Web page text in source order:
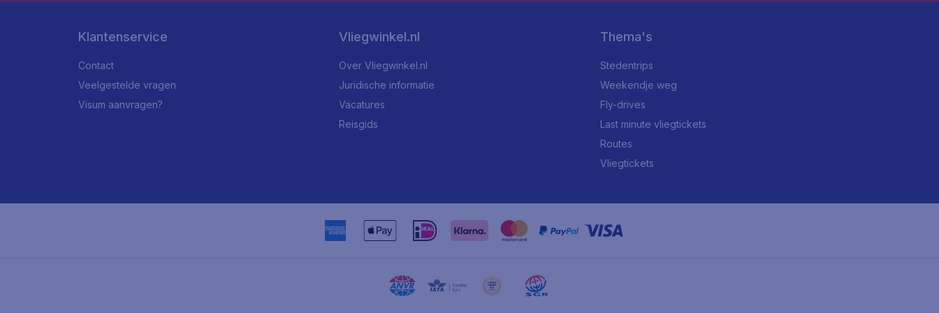
Klantenservice
Contact
Veelgestelde vragen
Visum aanvragen?
Vliegwinkel.nl
Over Vliegwinkel.nl
Juridische informatie
Vacatures
Reisgids
Thema's
Stedentrips
Weekendje weg
Fly-drives
Last minute vliegtickets
Routes
Vliegtickets